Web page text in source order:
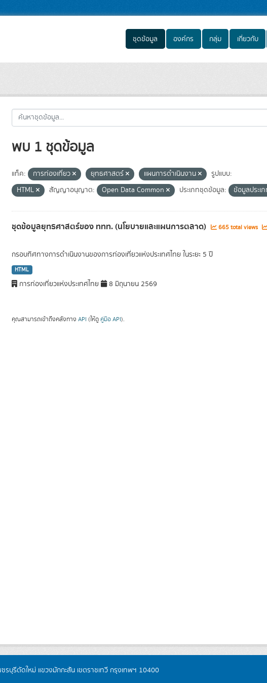
ชุดข้อมูล องค์กร กลุ่ม เกี่ยวกับ
พบ 1 ชุดข้อมูล
แท็ค: การท่องเที่ยว ยุทธศาสตร์ แผนการดำเนินงาน
รูปแบบ:
HTML
สัญญาอนุญาต: Open Data Common ประเภทชุดข้อมูล: ข้อมูลประเ
ชุดข้อมูลยุทธศาสตร์ของ ททท. (นโยบายและแผนการตลาด) 665 total views
กรอบทิศทางการดำเนินงานของการท่องเที่ยวแห่งประเทศไทย ในระยะ 5 ปี
HTML
การท่องเที่ยวแห่งประเทศไทย 8 มิถุนายน 2569
คุณสามารถเข้าถึงคลังทาง API (ให้ดู คู่มือ API).
รบุรีตัดใหม่ แขวงมักกะสัน เขตราชเทวี กรุงเทพฯ 10400